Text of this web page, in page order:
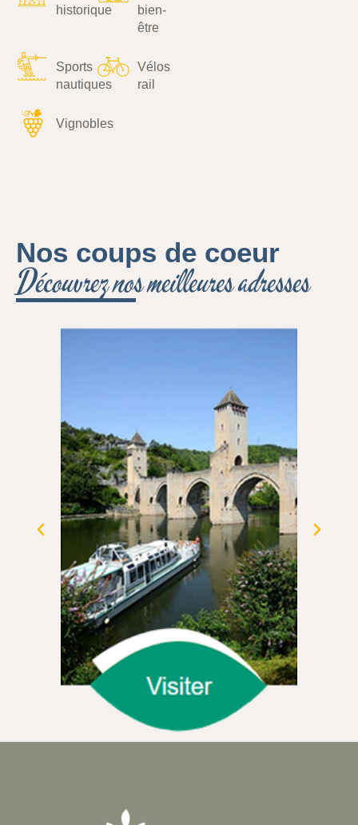
historique
bien-
être
Sports
nautiques
Vélos
rail
Vignobles
Nos coups de coeur
Découvrez nos meilleures adresses